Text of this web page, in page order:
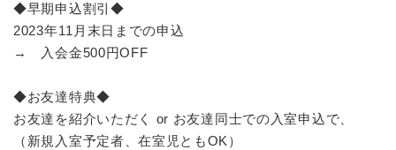
◆早期申込割引◆
2023年11月末日までの申込
→ 入会金500円OFF
◆お友達特典◆
お友達を紹介いただく or お友達同士での入室申込で、
（新規入室予定者、在室児ともOK）